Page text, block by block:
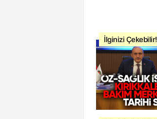
İlginizi Çekebilir!